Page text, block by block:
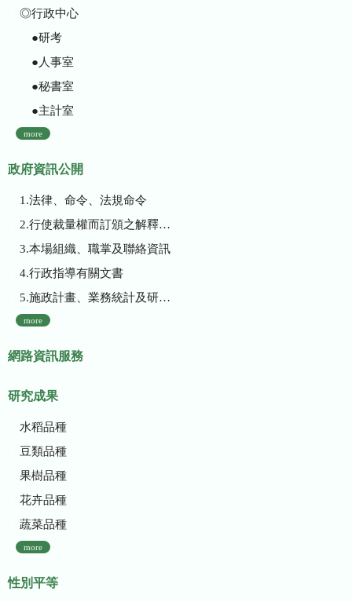
◎行政中心
●研考
●人事室
●秘書室
●主計室
more
政府資訊公開
1.法律、命令、法規命令
2.行使裁量權而訂頒之解釋性規定及裁量基準
3.本場組織、職掌及聯絡資訊
4.行政指導有關文書
5.施政計畫、業務統計及研究報告
more
網路資訊服務
研究成果
水稻品種
豆類品種
果樹品種
花卉品種
蔬菜品種
more
性別平等